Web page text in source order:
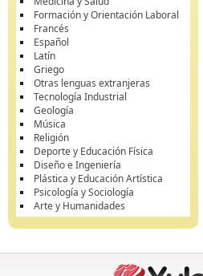
Formación y Orientación Laboral
Francés
Español
Latín
Griego
Otras lenguas extranjeras
Tecnología Industrial
Geología
Música
Religión
Deporte y Educación Física
Diseño e Ingeniería
Plástica y Educación Artística
Psicología y Sociología
Arte y Humanidades